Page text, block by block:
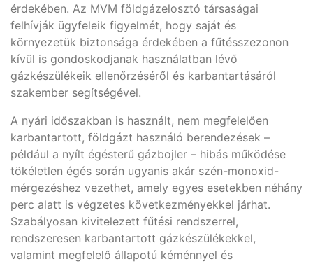
érdekében. Az MVM földgázelosztó társaságai
felhívják ügyfeleik figyelmét, hogy saját és
környezetük biztonsága érdekében a fűtésszezonon
kívül is gondoskodjanak használatban lévő
gázkészülékeik ellenőrzéséről és karbantartásáról
szakember segítségével.
A nyári időszakban is használt, nem megfelelően
karbantartott, földgázt használó berendezések –
például a nyílt égésterű gázbojler – hibás működése
tökéletlen égés során ugyanis akár szén-monoxid-
mérgezéshez vezethet, amely egyes esetekben néhány
perc alatt is végzetes következményekkel járhat.
Szabályosan kivitelezett fűtési rendszerrel,
rendszeresen karbantartott gázkészülékekkel,
valamint megfelelő állapotú kéménnyel és